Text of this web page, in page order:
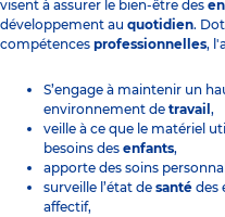
visent à assurer le bien-être des
développement au quotidien.
compétences professionnelles,
S’engage à maintenir un
environnement de travail ,
veille à ce que le matériel
besoins des enfants,
apporte des soins
surveille l’état de santé des
affectif,